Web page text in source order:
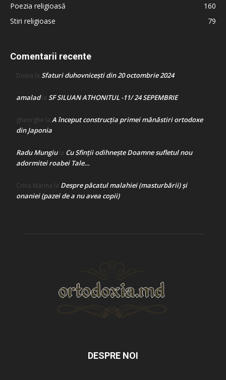
Poezia religioasă
160
Stiri religioase
79
Comentarii recente
Doina la Sfaturi duhovnicești din 20 octombrie 2024
amaladla SF SILUAN ATHONITUL -11/ 24 SEPEMBRIE
gheorghe la A început construcţia primei mănăstiri ortodoxe
din Japonia
Radu Mungiula Cu Sfinții odihnește Doamne sufletul nou
adormitei roabei Tale…
Crina Marina la Despre păcatul malahiei (masturbării) şi
onaniei (pazei de a nu avea copii)
DESPRE NOI